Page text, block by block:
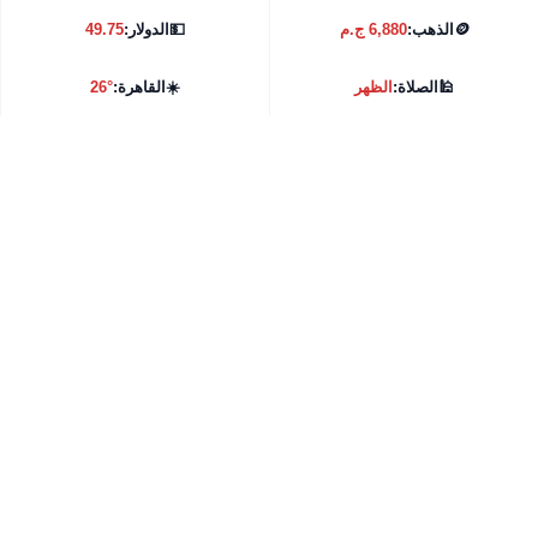
🪙 الذهب:6,880 ج.م 💵الدولار:49.75
🕌الصلاة:الظهر ☀️القاهرة:26°